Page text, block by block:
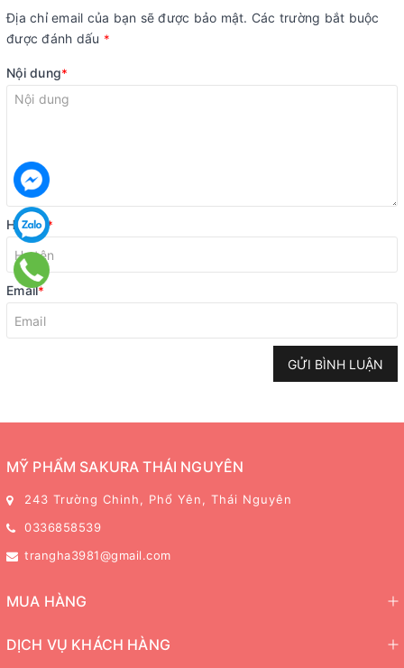
Địa chỉ email của bạn sẽ được bảo mật. Các trường bắt buộc
được đánh dấu *
Nội dung*
Họ tên*
Email*
GỬI BÌNH LUẬN
MỸ PHẨM SAKURA THÁI NGUYÊN
243 Trường Chinh, Phổ Yên, Thái Nguyên
0336858539
trangha3981@gmail.com
MUA HÀNG
DỊCH VỤ KHÁCH HÀNG